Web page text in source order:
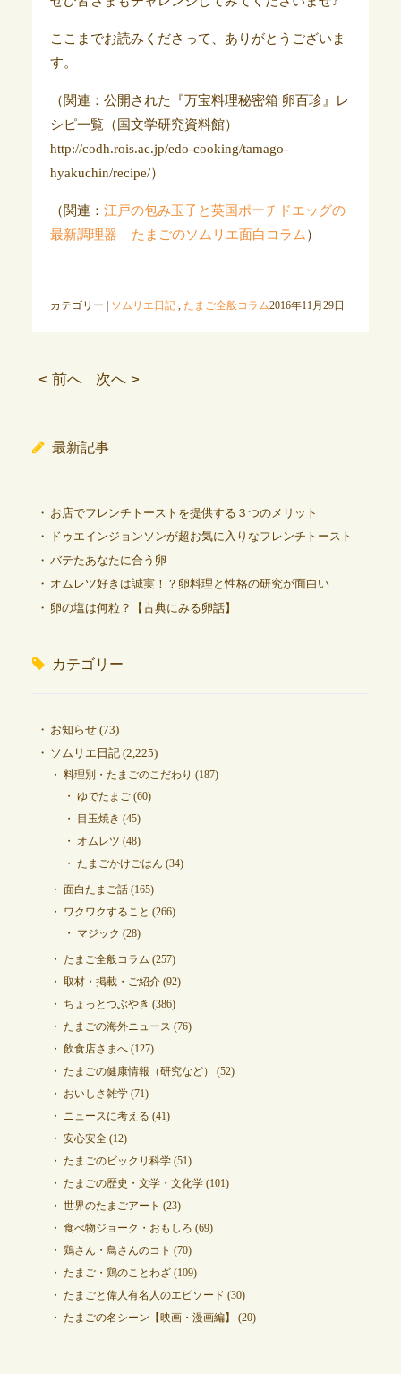
ここまでお読みくださって、ありがとうございま
す。
（関連：公開された『万宝料理秘密箱 卵百珍』レ
シピ一覧（国文学研究資料館）
http://codh.rois.ac.jp/edo-cooking/tamago-
hyakuchin/recipe/）
（関連： 江戸の包み玉子と英国ポーチドエッグの
最新調理器 – たまごのソムリエ面白コラム ）
カテゴリー | ソムリエ日記, たまご全般コラム2016年11月29日
< 前へ 次へ >
最新記事
お店でフレンチトーストを提供する３つのメリット
ドゥエインジョンソンが超お気に入りなフレンチトースト
バテたあなたに合う卵
オムレツ好きは誠実！？卵料理と性格の研究が面白い
卵の塩は何粒？【古典にみる卵話】
カテゴリー
お知らせ(73)
ソムリエ日記(2,225)
料理別・たまごのこだわり (187)
ゆでたまご(60)
目玉焼き (45)
オムレツ (48)
たまごかけごはん (34)
面白たまご話(165)
ワクワクすること (266)
マジック (28)
たまご全般コラム (257)
取材・掲載・ご紹介(92)
ちょっとつぶやき (386)
たまごの海外ニュース (76)
飲食店さまへ(127)
たまごの健康情報（研究など）
(52)
おいしさ雑学(71)
ニュースに考える (41)
安心安全(12)
たまごのビックリ科学(51)
たまごの歴史・文学・文化学(101)
世界のたまごアート (23)
食べ物ジョーク・おもしろ (69)
鶏さん・鳥さんのコト (70)
たまご・鶏のことわざ(109)
たまごと偉人有名人のエピソード (30)
たまごの名シーン【映画・漫画編】
(20)